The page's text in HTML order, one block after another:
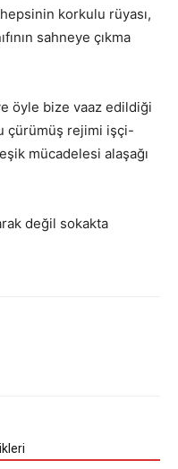
korkulu rüyası,
sahneye çıkma
öyle bize vaaz edildiği
çürümüş rejimi işçi-
mücadelesi alaşağı
değil sokakta